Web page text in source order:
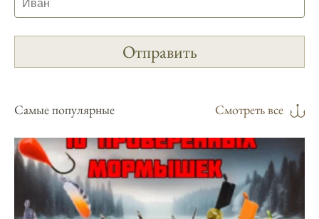
Подробный прогноз клева помогает мне
Москве и области.
Узнайте, какие факторы влияют на
активность рыбы и как их учитывать в
прогнозе клева.
Прогноз клева учитывает изменения
температуры воды, что делает его более
точным.
Самые популярные Смотреть все